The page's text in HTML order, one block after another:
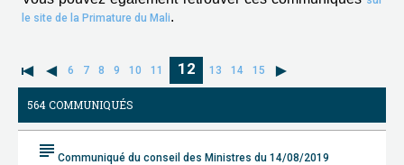
le site de la Primature du Mali.
6 7 8 9 10 11 12 13 14 15
564 COMMUNIQUÉS
subject Communiqué du conseil des Ministres du 14/08/2019